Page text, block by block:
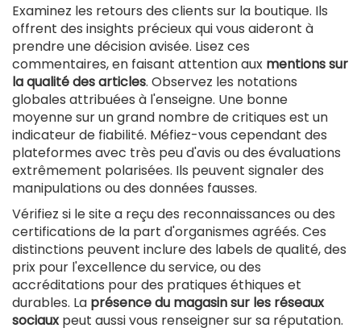
Examinez les retours des clients sur la boutique. Ils
offrent des insights précieux qui vous aideront à
prendre une décision avisée. Lisez ces
commentaires, en faisant attention aux mentions sur
la qualité des articles. Observez les notations
globales attribuées à l'enseigne. Une bonne
moyenne sur un grand nombre de critiques est un
indicateur de fiabilité. Méfiez-vous cependant des
plateformes avec très peu d'avis ou des évaluations
extrêmement polarisées. Ils peuvent signaler des
manipulations ou des données fausses.
Vérifiez si le site a reçu des reconnaissances ou des
certifications de la part d'organismes agréés. Ces
distinctions peuvent inclure des labels de qualité, des
prix pour l'excellence du service, ou des
accréditations pour des pratiques éthiques et
durables. La présence du magasin sur les réseaux
sociaux peut aussi vous renseigner sur sa réputation.